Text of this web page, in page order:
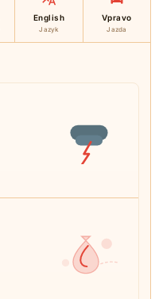
English
Jazyk
Vpravo
Jazda